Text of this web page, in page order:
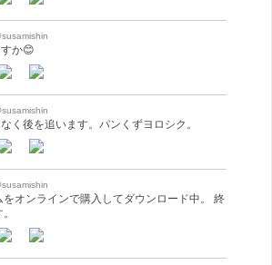
か😊
く後を追います。パンくずヨロシク。
オンラインで購入してダウンロード中。 終